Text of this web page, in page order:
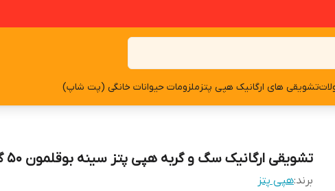
تشویقی های ارگانیک هپی پتزملزومات حیوانات خانگی (پت شاپ)
تشویقی ارگانیک سگ و گربه هپی پتز سینه بوقلمون ۵۰ گرمی
برند:هپی پتز